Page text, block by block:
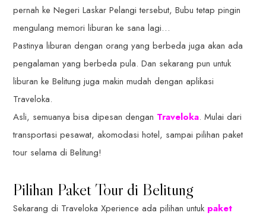
pernah ke Negeri Laskar Pelangi tersebut, Bubu tetap pingin
mengulang memori liburan ke sana lagi…
Pastinya liburan dengan orang yang berbeda juga akan ada
pengalaman yang berbeda pula. Dan sekarang pun untuk
liburan ke Belitung juga makin mudah dengan aplikasi
Traveloka.
Asli, semuanya bisa dipesan dengan Traveloka. Mulai dari
transportasi pesawat, akomodasi hotel, sampai pilihan paket
tour selama di Belitung!
Pilihan Paket Tour di Belitung
Sekarang di Traveloka Xperience ada pilihan untuk paket